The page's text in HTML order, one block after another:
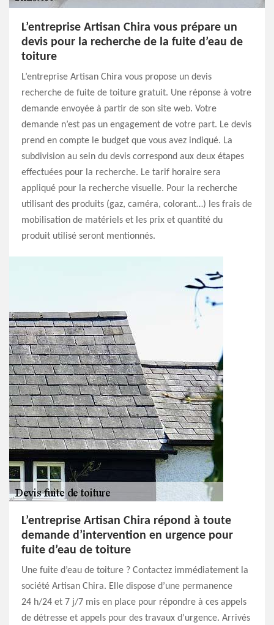
L’entreprise Artisan Chira vous prépare un
devis pour la recherche de la fuite d’eau de
toiture
L’entreprise Artisan Chira vous propose un devis
recherche de fuite de toiture gratuit. Une réponse à votre
demande envoyée à partir de son site web. Votre
demande n’est pas un engagement de votre part. Le devis
prend en compte le budget que vous avez indiqué. La
subdivision au sein du devis correspond aux deux étapes
effectuées pour la recherche. Le tarif horaire sera
appliqué pour la recherche visuelle. Pour la recherche
utilisant des produits (gaz, caméra, colorant…) les frais de
mobilisation de matériels et les prix et quantité du
produit utilisé seront mentionnés.
L’entreprise Artisan Chira répond à toute
demande d’intervention en urgence pour
fuite d’eau de toiture
Une fuite d’eau de toiture ? Contactez immédiatement la
société Artisan Chira. Elle dispose d’une permanence
24 h/24 et 7 j/7 mis en place pour répondre à ces appels
de détresse et appels pour des travaux d’urgence. Arrivés